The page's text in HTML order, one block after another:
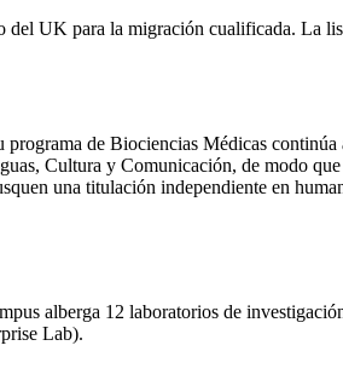
del UK para la migración cualificada. La
de Biociencias Médicas continúa
Cultura y Comunicación, de modo
una titulación independiente en
alberga 12 laboratorios de
Lab).